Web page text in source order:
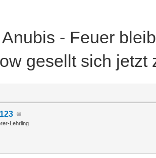
- Feuer
gesellt sich jetzt
Lehrling